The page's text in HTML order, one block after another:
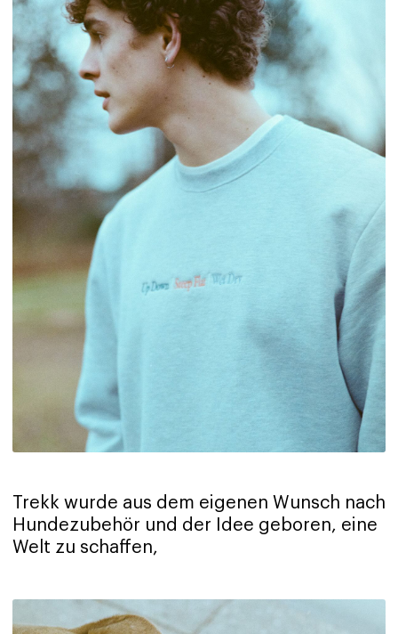
Trekk wurde aus dem eigenen Wunsch nach
Hundezubehör und der Idee geboren, eine
Welt zu schaffen,